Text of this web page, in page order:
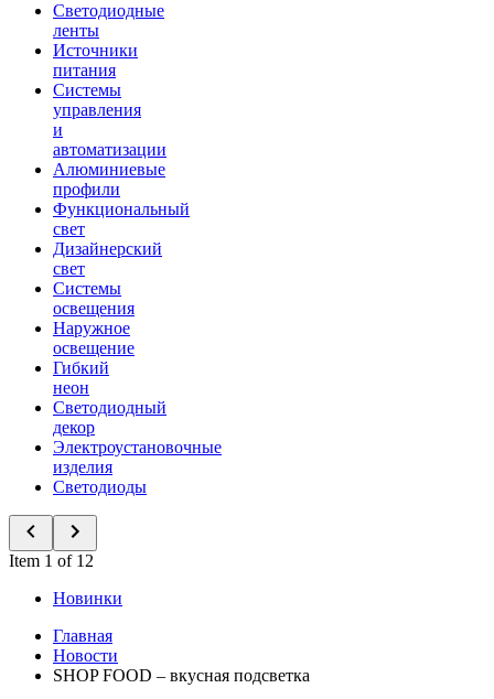
Светодиодные
ленты
Источники
питания
Системы
управления
и
автоматизации
Алюминиевые
профили
Функциональный
свет
Дизайнерский
свет
Системы
освещения
Наружное
освещение
Гибкий
неон
Светодиодный
декор
Электроустановочные
изделия
Светодиоды
Item 1 of 12
Новинки
Главная
Новости
SHOP FOOD – вкусная подсветка